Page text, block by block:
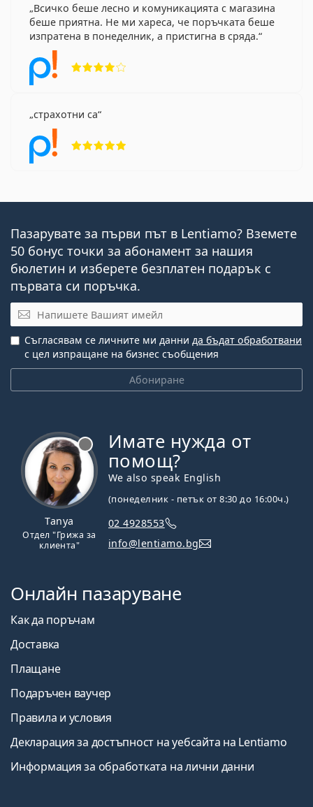
Всичко беше лесно и комуникацията с магазина
беше приятна. Не ми хареса, че поръчката беше
изпратена в понеделник, а пристигна в сряда.
страхотни са
Пазарувате за първи път в Lentiamo? Вземете
50 бонус точки за абонамент за нашия
бюлетин и изберете безплатен подарък с
първата си поръчка.
Имейл
Абониране
Съгласявам се личните ми данни да бъдат обработвани
с цел изпращане на бизнес съобщения
Tanya
Отдел "Грижа за
клиента"
Имате нужда от
помощ?
We also speak English
(понеделник - петък от 8:30 до 16:00ч.)
02 4928553
info@lentiamo.bg
Онлайн пазаруване
Как да поръчам
Доставка
Плащане
Подаръчен ваучер
Правила и условия
Декларация за достъпност на уебсайта на Lentiamo
Информация за обработката на лични данни